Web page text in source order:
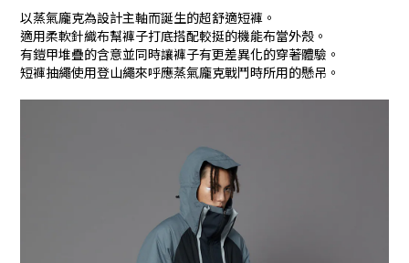
以蒸氣龐克為設計主軸而誕生的超舒適短褲。
適用柔軟針織布幫褲子打底搭配較挺的機能布當外殼。
有鎧甲堆疊的含意並同時讓褲子有更差異化的穿著體驗。
短褲抽繩使用登山繩來呼應蒸氣龐克戰鬥時所用的懸吊。